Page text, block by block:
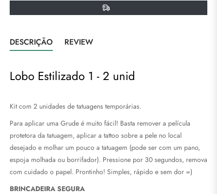
DESCRIÇÃO REVIEW
Lobo Estilizado 1 - 2 unid
Kit com 2 unidades de tatuagens temporárias.
Para aplicar uma Grude é muito fácil! Basta remover a película
protetora da tatuagem, aplicar a tattoo sobre a pele no local
desejado e molhar um pouco a tatuagem (pode ser com um pano,
espoja molhada ou borrifador). Pressione por 30 segundos, remova
com cuidado o papel. Prontinho! Simples, rápido e sem dor =)
BRINCADEIRA SEGURA